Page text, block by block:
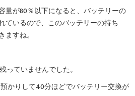
量が80％以下になると、バッテリーの
ているので、このバッテリーの持ち
すね。
っていませんでした。
かりして40分ほどでバッテリー交換が